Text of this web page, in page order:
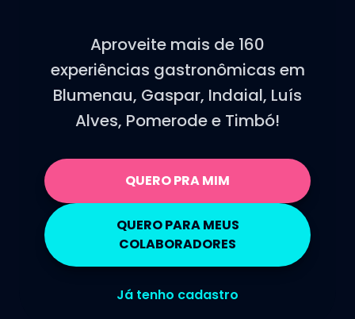
Aproveite mais de 160
experiências gastronômicas em
Blumenau, Gaspar, Indaial, Luís
Alves, Pomerode e Timbó!
QUERO PRA MIM
QUERO PARA MEUS
COLABORADORES
Já tenho cadastro